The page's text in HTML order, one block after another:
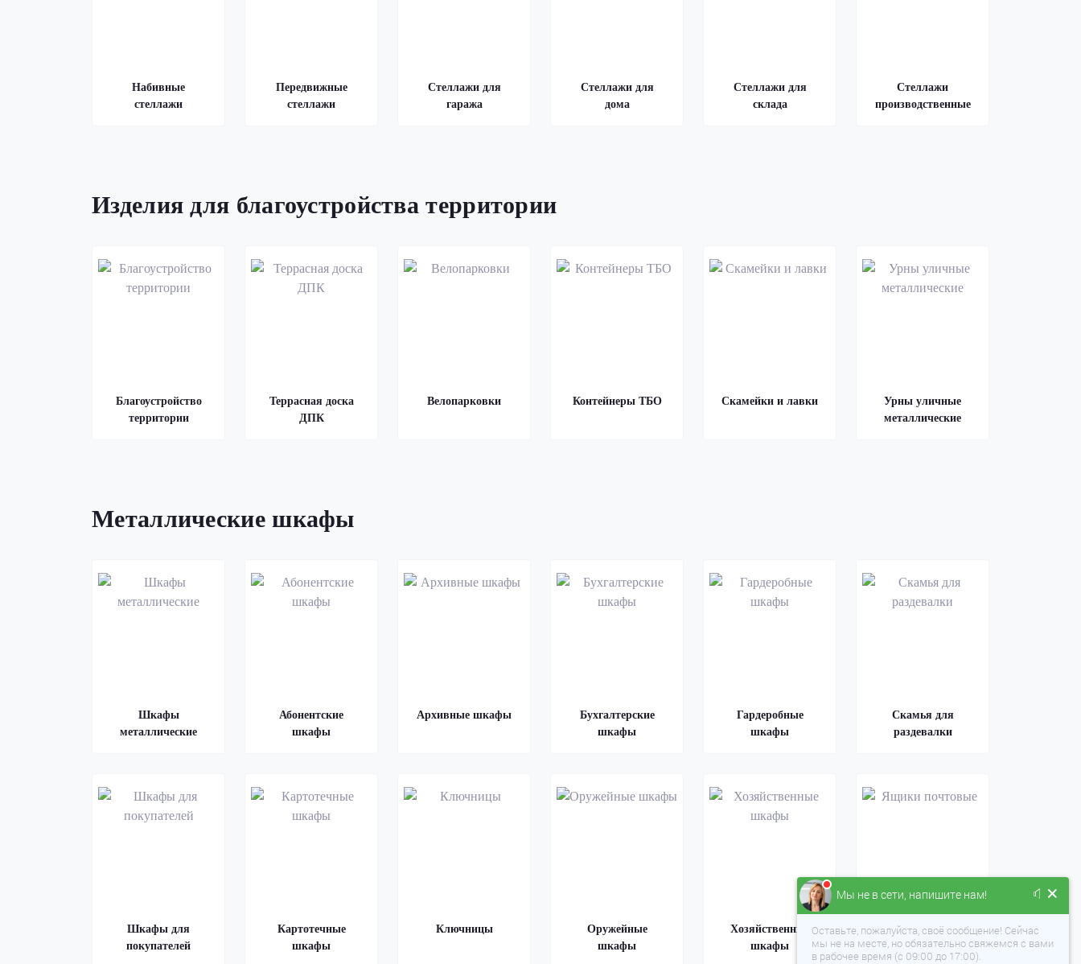
Набивные
стеллажи
Передвижные
стеллажи
Стеллажи для
гаража
Стеллажи для
дома
Стеллажи для
склада
Стеллажи
производственные
Изделия для благоустройства территории
Благоустройство
территории
Террасная доска
ДПК
Велопарковки Контейнеры ТБО Скамейки и лавки
Урны уличные
металлические
Металлические шкафы
Шкафы
металлические
Абонентские
шкафы
Архивные шкафы
Бухгалтерские
шкафы
Гардеробные
шкафы
Скамья для
раздевалки
Шкафы для
покупателей
Картотечные
шкафы
Ключницы
Оружейные
шкафы
Хозяйственные
шкафы
Ящики почтовые
Мы не в сети, напишите нам!
Оставьте, пожалуйста, своё сообщение! Сейчас
мы не на месте, но обязательно свяжемся с вами
в рабочее время (с 09:00 до 17:00).